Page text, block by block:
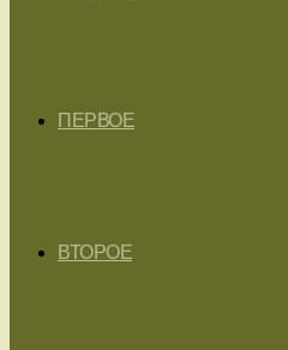
ПЕРВОЕ
ВТОРОЕ